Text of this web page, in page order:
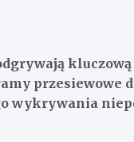
przesiewowe
wykrywania